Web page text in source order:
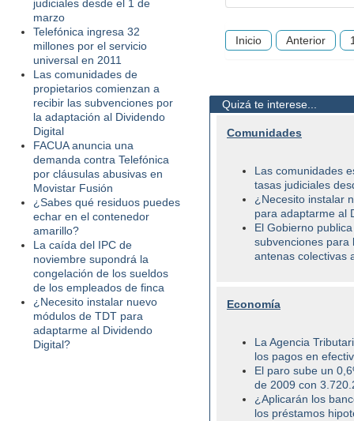
judiciales desde el 1 de
marzo
Telefónica ingresa 32
millones por el servicio
universal en 2011
Las comunidades de
propietarios comienzan a
recibir las subvenciones por
la adaptación al Dividendo
Digital
FACUA anuncia una
demanda contra Telefónica
por cláusulas abusivas en
Movistar Fusión
¿Sabes qué residuos puedes
echar en el contenedor
amarillo?
La caída del IPC de
noviembre supondrá la
congelación de los sueldos
de los empleados de finca
¿Necesito instalar nuevo
módulos de TDT para
adaptarme al Dividendo
Digital?
Inicio Anterior
Quizá te interese...
Comunidades
Las comunidades
tasas judiciales
¿Necesito instalar
para adaptarme al
El Gobierno
subvenciones para
antenas colectivas
Economía
La Agencia
los pagos en
El paro sube un
de 2009 con
¿Aplicarán los
los préstamos